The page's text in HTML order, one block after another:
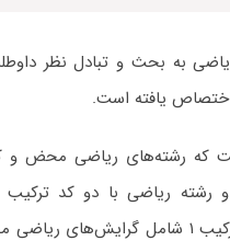
به بحث و تبادل نظر
یافته است.
که رشته‌های ریاضی محض و
رشته ریاضی با دو کد ترکیب
داده‌اند که کد ترکیب ۱ شامل